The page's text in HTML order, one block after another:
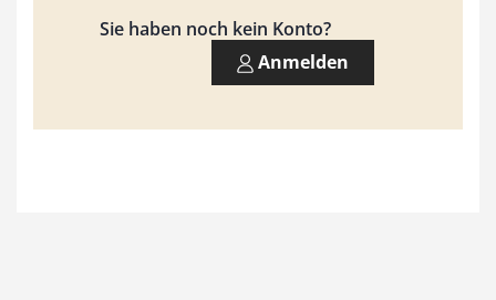
0
0
Sie haben noch kein Konto?
Anmelden